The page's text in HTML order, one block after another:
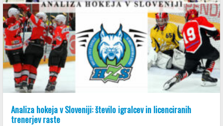
Analiza hokeja v Sloveniji: število igralcev in licenciranih
trenerjev raste